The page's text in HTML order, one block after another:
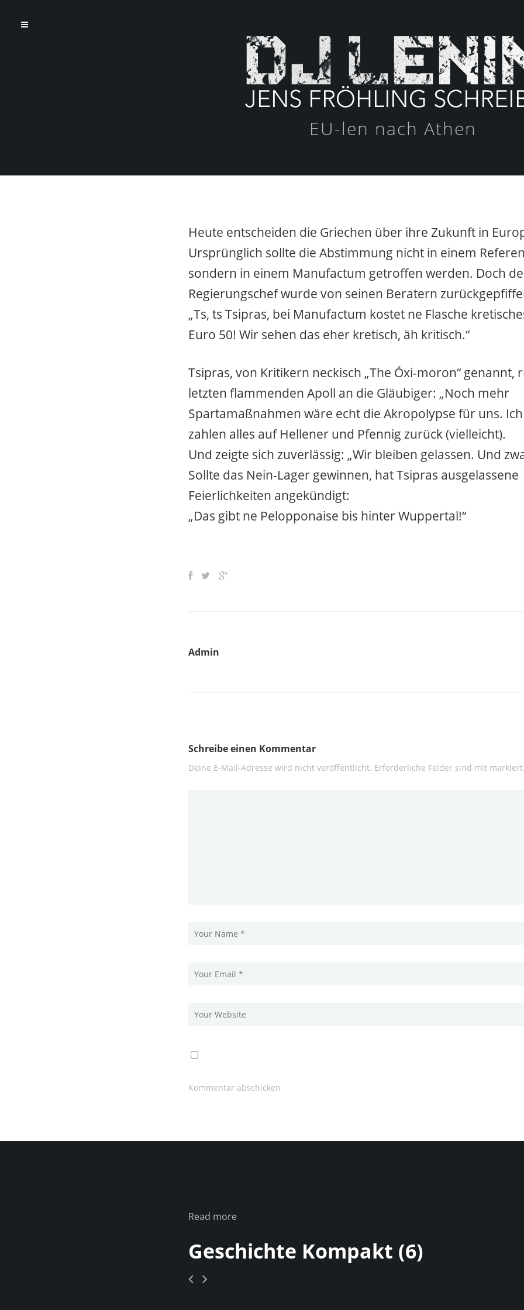
EU-len nach Athen
Heute entscheiden die Griechen über ihre Zukunft in
Ursprünglich sollte die Abstimmung nicht in einem
sondern in einem Manufactum getroffen werden. Doch
Regierungschef wurde von seinen Beratern
„Ts, ts Tsipras, bei Manufactum kostet ne Flasche
Euro 50! Wir sehen das eher kretisch, äh kritisch.“
Tsipras, von Kritikern neckisch „The Óxi-moron“ genannt,
letzten flammenden Apoll an die Gläubiger: „Noch mehr
Spartamaßnahmen wäre echt die Akropolypse für uns.
zahlen alles auf Hellener und Pfennig zurück (vielleicht).
Und zeigte sich zuverlässig: „Wir bleiben gelassen. Und
Sollte das Nein-Lager gewinnen, hat Tsipras ausgelassene
Feierlichkeiten angekündigt:
„Das gibt ne Pelopponaise bis hinter Wuppertal!“
Admin
Schreibe einen Kommentar
Deine E-Mail-Adresse wird nicht veröffentlicht. Erforderliche Felder sind mit markiert
Read more
Geschichte Kompakt (6)